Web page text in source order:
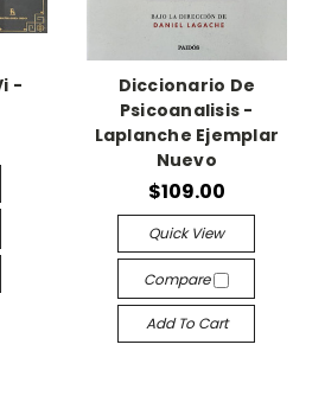
-
Diccionario De
Psicoanalisis -
Laplanche Ejemplar
Nuevo
$109.00
Quick View
Compare
Add To Cart